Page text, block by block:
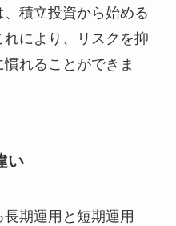
積立投資から始める
により、リスクを抑
れることができま
い
期運用と短期運用